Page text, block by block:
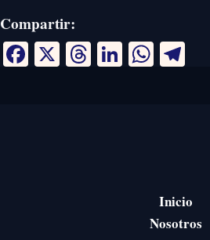
Compartir:
Facebook
X Threads
LinkedIn
Inicio
Nosotros